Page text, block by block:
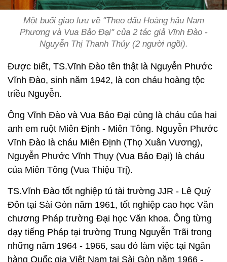
Một buổi giao lưu về "Theo dấu Hoàng hậu Nam
Phương và Vua Bảo Đại" của 2 tác giả Vĩnh Đào -
Nguyễn Thị Thanh Thúy (2 người ngồi).
Được biết, TS.Vĩnh Đào tên thật là Nguyễn Phước
Vĩnh Đào, sinh năm 1942, là con cháu hoàng tộc
triều Nguyễn.
Ông Vĩnh Đào và Vua Bảo Đại cùng là cháu của hai
anh em ruột Miên Định - Miên Tông. Nguyễn Phước
Vĩnh Đào là cháu Miên Định (Thọ Xuân Vương),
Nguyễn Phước Vĩnh Thụy (Vua Bảo Đại) là cháu
của Miên Tông (Vua Thiệu Trị).
TS.Vĩnh Đào tốt nghiệp tú tài trường JJR - Lê Quý
Đôn tại Sài Gòn năm 1961, tốt nghiệp cao học Văn
chương Pháp trường Đại học Văn khoa. Ông từng
dạy tiếng Pháp tại trường Trung Nguyễn Trãi trong
những năm 1964 - 1966, sau đó làm việc tại Ngân
hàng Quốc gia Việt Nam tại Sài Gòn năm 1966 -